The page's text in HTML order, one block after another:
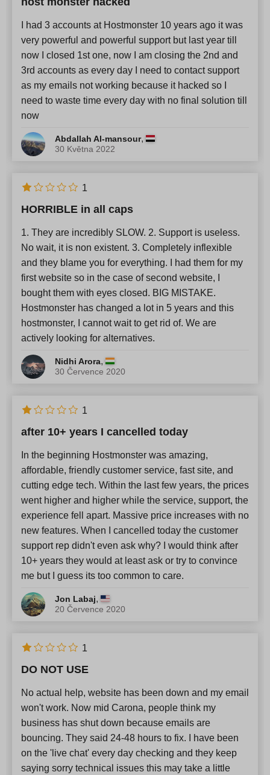
I had 3 accounts at Hostmonster 10 years ago it was
very powerful and powerful support but last year till
now I closed 1st one, now I am closing the 2nd and
3rd accounts as every day I need to contact support
as my emails not working because it hacked so I
need to waste time every day with no final solution till
now
Abdallah Al-mansour,
30 Května 2022
HORRIBLE in all caps
1. They are incredibly SLOW. 2. Support is useless.
No wait, it is non existent. 3. Completely inflexible
and they blame you for everything. I had them for my
first website so in the case of second website, I
bought them with eyes closed. BIG MISTAKE.
Hostmonster has changed a lot in 5 years and this
hostmonster, I cannot wait to get rid of. We are
actively looking for alternatives.
Nidhi Arora,
30 Července 2020
1
after 10+ years I cancelled today
In the beginning Hostmonster was amazing,
affordable, friendly customer service, fast site, and
cutting edge tech. Within the last few years, the prices
went higher and higher while the service, support, the
experience fell apart. Massive price increases with no
new features. When I cancelled today the customer
support rep didn't even ask why? I would think after
10+ years they would at least ask or try to convince
me but I guess its too common to care.
Jon Labaj,
20 Července 2020
1
DO NOT USE
No actual help, website has been down and my email
won't work. Now mid Carona, people think my
business has shut down because emails are
bouncing. They said 24-48 hours to fix. I have been
on the 'live chat' every day checking and they keep
saying sorry technical issues this may take a little
1